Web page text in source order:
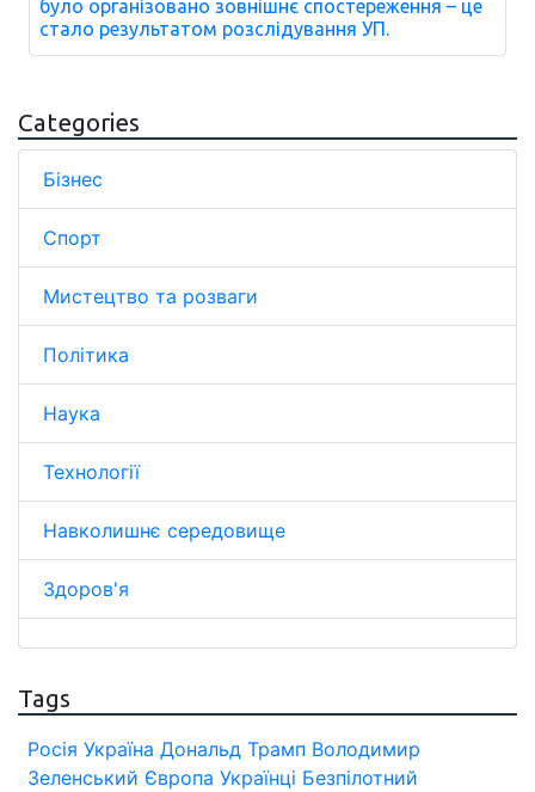
було організовано зовнішнє спостереження – це
стало результатом розслідування УП.
Categories
Бізнес
Спорт
Мистецтво та розваги
Політика
Наука
Технології
Навколишнє середовище
Здоров'я
Tags
Росія Україна Дональд Трамп Володимир
Зеленський Європа Українці Безпілотний